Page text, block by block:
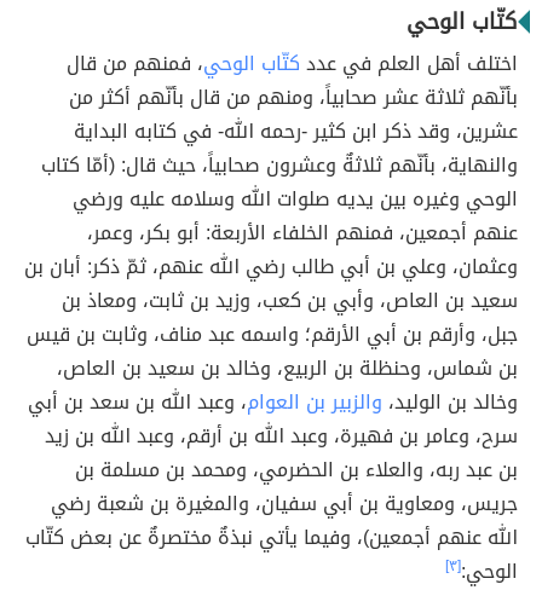
كتّاب الوحي
اختلف أهل العلم في عددكتّاب الوحي، فمنهم من قال
بأنّهم ثلاثة عشر صحابياً، ومنهم من قال بأنّهم أكثر من
عشرين، وقد ذكر ابن كثير -رحمه الله- في كتابه البداية
والنهاية، بأنّهم ثلاثةٌ وعشرون صحابياً، حيث قال: (أمّا كتاب
الوحي وغيره بين يديه صلوات الله وسلامه عليه ورضي
عنهم أجمعين، فمنهم الخلفاء الأربعة: أبو بكر، وعمر،
وعثمان، وعلي بن أبي طالب رضي الله عنهم، ثمّ ذكر: أبان بن
سعيد بن العاص، وأبي بن كعب، وزيد بن ثابت، ومعاذ بن
جبل، وأرقم بن أبي الأرقم؛ واسمه عبد مناف، وثابت بن قيس
بن شماس، وحنظلة بن الربيع، وخالد بن سعيد بن العاص،
وخالد بن الوليد، والزبير بن العوام، وعبد الله بن سعد بن أبي
سرح، وعامر بن فهيرة، وعبد الله بن أرقم، وعبد الله بن زيد
بن عبد ربه، والعلاء بن الحضرمي، ومحمد بن مسلمة بن
جريس، ومعاوية بن أبي سفيان، والمغيرة بن شعبة رضي
الله عنهم أجمعين)، وفيما يأتي نبذةٌ مختصرةٌ عن بعض كتّاب
الوحي:[٣]